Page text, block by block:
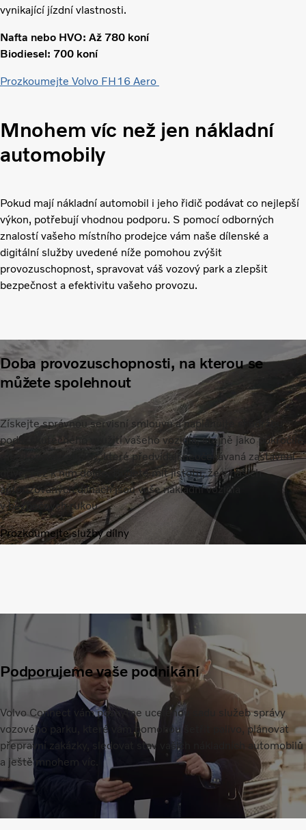
vynikající jízdní vlastnosti.
Nafta nebo HVO: Až 780 koní
Biodiesel: 700 koní
Prozkoumejte Volvo FH16 Aero
Mnohem víc než jen nákladní
automobily
Pokud mají nákladní automobil i jeho řidič podávat co nejlepší
výkon, potřebují vhodnou podporu. S pomocí odborných
znalostí vašeho místního prodejce vám naše dílenské a
digitální služby uvedené níže pomohou zvýšit
provozuschopnost, spravovat váš vozový park a zlepšit
bezpečnost a efektivitu vašeho provozu.
Doba provozuschopnosti, na kterou se
můžete spolehnout
Získejte správnou servisní smlouvu a naplánujte si údržbu
podle skutečného využití vašeho vozidla, stejně jako pokročilé
monitorovací služby, které předvídají neočekávaná zastavení
dříve, než k nim dojde. Budete mít jistotu, že v našich
autorizovaných dílnách jsou vaše nákladní vozidla
v bezpečných rukou.
Prozkoumejte služby dílny
Podporujeme vaše podnikání
Volvo Connect vám poskytne ucelenou sadu služeb správy
vozového parku, které vám pomohou šetřit palivo, plánovat
přepravní zakázky, sledovat stav vašich nákladních automobilů
a ještě mnohem víc.